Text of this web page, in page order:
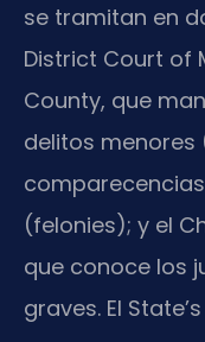
se tramitan en
District Court of
County, que
delitos
(felonies); y el
que conoce los
graves. El